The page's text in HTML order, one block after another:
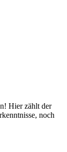
Hier zählt der
noch